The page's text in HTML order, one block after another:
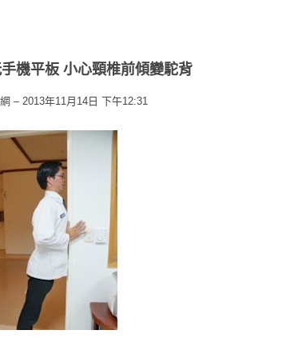
機平板 小心頸椎前傾變駝背
– 2013年11月14日 下午12:31